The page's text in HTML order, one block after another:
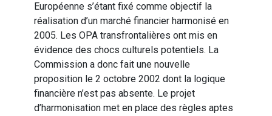
Européenne s’étant fixé comme objectif la
réalisation d’un marché financier harmonisé en
2005. Les OPA transfrontalières ont mis en
évidence des chocs culturels potentiels. La
Commission a donc fait une nouvelle
proposition le 2 octobre 2002 dont la logique
financière n’est pas absente. Le projet
d’harmonisation met en place des règles aptes